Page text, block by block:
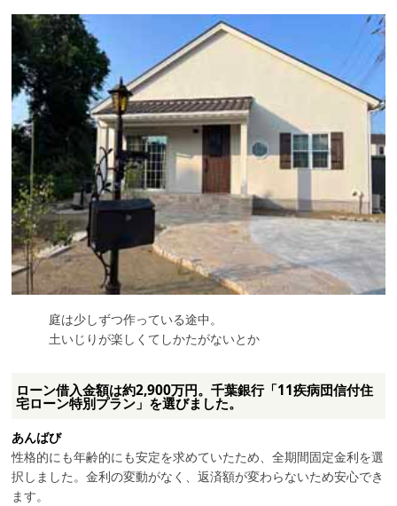
庭は少しずつ作っている途中。
土いじりが楽しくてしかたがないとか
ローン借入金額は約2,900万円。千葉銀行「11疾病団信付住
宅ローン特別プラン」を選びました。
あんばび
性格的にも年齢的にも安定を求めていたため、全期間固定金利を選
択しました。金利の変動がなく、返済額が変わらないため安心でき
ます。